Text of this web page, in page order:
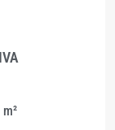
m²